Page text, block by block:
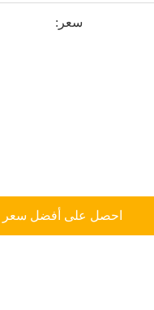
سعر:
احصل على أفضل سعر